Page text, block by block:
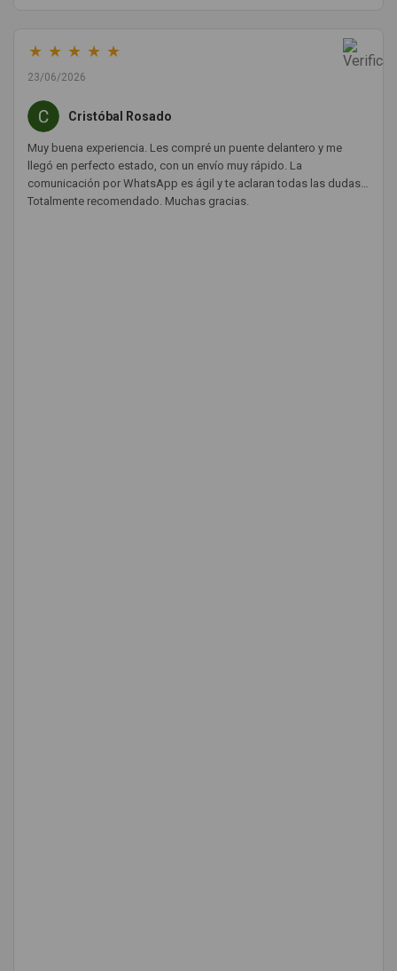
★ ★ ★ ★ ★
23/06/2026
Cristóbal Rosado
Muy buena experiencia. Les compré un puente delantero y me
llegó en perfecto estado, con un envío muy rápido. La
comunicación por WhatsApp es ágil y te aclaran todas las dudas.
Totalmente recomendado. Muchas gracias.